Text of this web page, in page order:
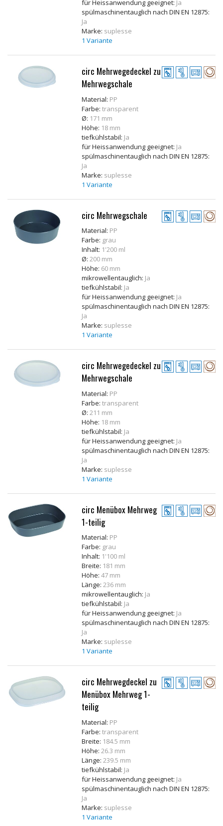
für Heissanwendung geeignet: Ja
spülmaschinentauglich nach DIN EN 12875:
Ja
Marke: suplesse
1 Variante
circ Mehrwegedeckel zu
Mehrwegschale
Material: PP
Farbe:transparent
Ø: 171 mm
Höhe: 18 mm
tiefkühlstabil: Ja
für Heissanwendung geeignet: Ja
spülmaschinentauglich nach DIN EN 12875:
Ja
Marke: suplesse
1 Variante
circ Mehrwegschale
Material: PP
Farbe: grau
Inhalt: 1'200 ml
Ø:200 mm
Höhe: 60 mm
mikrowellentauglich: Ja
tiefkühlstabil: Ja
für Heissanwendung geeignet: Ja
spülmaschinentauglich nach DIN EN 12875:
Ja
Marke: suplesse
1 Variante
circ Mehrwegedeckel zu
Mehrwegschale
Material: PP
Farbe:transparent
Ø:211 mm
Höhe: 18 mm
tiefkühlstabil: Ja
für Heissanwendung geeignet: Ja
spülmaschinentauglich nach DIN EN 12875:
Ja
Marke: suplesse
1 Variante
circ Menübox Mehrweg
1-teilig
Material: PP
Farbe: grau
Inhalt: 1'100 ml
Breite: 181 mm
Höhe:47 mm
Länge:236 mm
mikrowellentauglich: Ja
tiefkühlstabil: Ja
für Heissanwendung geeignet: Ja
spülmaschinentauglich nach DIN EN 12875:
Ja
Marke: suplesse
1 Variante
circ Mehrwegdeckel zu
Menübox Mehrweg 1-
teilig
Material: PP
Farbe:transparent
Breite: 184.5 mm
Höhe:26.3 mm
Länge:239.5 mm
tiefkühlstabil: Ja
für Heissanwendung geeignet: Ja
spülmaschinentauglich nach DIN EN 12875:
Ja
Marke: suplesse
1 Variante